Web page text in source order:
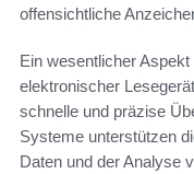
offensichtliche
Ein wesentlicher
elektronischer
schnelle und präzise
Systeme unterstützen
Daten und der Analyse